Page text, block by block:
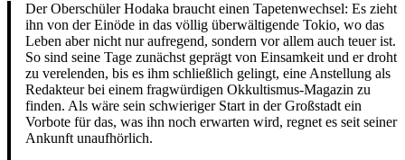
Der Oberschüler Hodaka braucht einen Tapetenwechsel: Es zieht
ihn von der Einöde in das völlig überwältigende Tokio, wo das
Leben aber nicht nur aufregend, sondern vor allem auch teuer ist.
So sind seine Tage zunächst geprägt von Einsamkeit und er droht
zu verelenden, bis es ihm schließlich gelingt, eine Anstellung als
Redakteur bei einem fragwürdigen Okkultismus-Magazin zu
finden. Als wäre sein schwieriger Start in der Großstadt ein
Vorbote für das, was ihn noch erwarten wird, regnet es seit seiner
Ankunft unaufhörlich.